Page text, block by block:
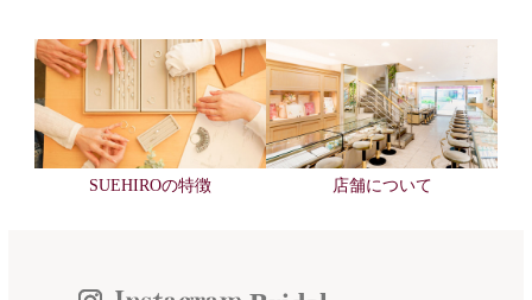
SUEHIROの特徴 店舗について